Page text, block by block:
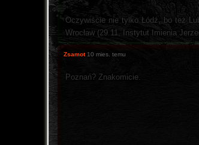
Oczywiście nie tylko Łódź, bo też
Wrocław (29.11, Instytut Imienia
Zsamot 10 mies. temu
Poznań? Znakomicie.